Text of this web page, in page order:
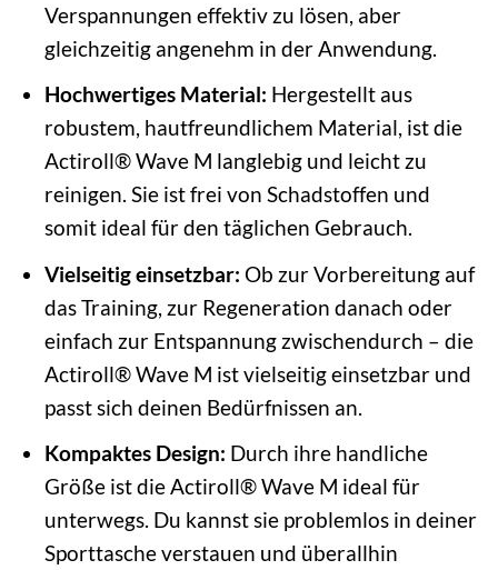
Verspannungen effektiv zu lösen, aber
gleichzeitig angenehm in der Anwendung.
Hochwertiges Material: Hergestellt aus
robustem, hautfreundlichem Material, ist die
Actiroll® Wave M langlebig und leicht zu
reinigen. Sie ist frei von Schadstoffen und
somit ideal für den täglichen Gebrauch.
Vielseitig einsetzbar: Ob zur Vorbereitung auf
das Training, zur Regeneration danach oder
einfach zur Entspannung zwischendurch – die
Actiroll® Wave M ist vielseitig einsetzbar und
passt sich deinen Bedürfnissen an.
Kompaktes Design: Durch ihre handliche
Größe ist die Actiroll® Wave M ideal für
unterwegs. Du kannst sie problemlos in deiner
Sporttasche verstauen und überallhin